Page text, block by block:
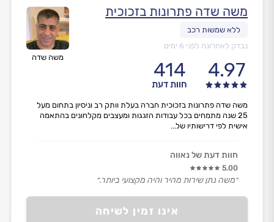
משה שדה
משה שדה פתרונות בזכוכית
נבדק לאחרונה לפני 6 ימים
4.97
414
חוות דעת
אינו זמין לשיחה
משה שדה פתרונות בזכוכית חברה בעלת וותק רב וניסיון בתחום מעל
25 שנה מתמחים בכל עבודות הזגגות ומעצבים מקלחונים בהתאמה
אישית לפי דרישותיו של...
חוות דעת של נאווה
5.00
״משה נתן שירות מהיר והיה מקצועי ביותר.״